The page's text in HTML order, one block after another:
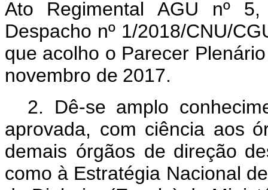
Ato Regimental
AGU nº
Despacho nº 1/2018/CNU/
que acolho o Parecer Plenário
novembro de 2017.
2. Dê-se amplo
aprovada, com ciência aos
demais órgãos de direção
como à Estratégia Nacional